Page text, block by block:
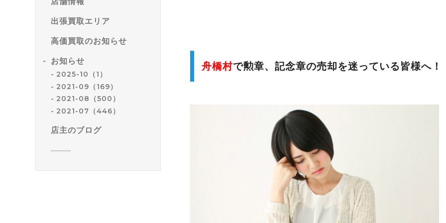
出張買取エリア
高価買取のお知らせ
お知らせ
2025-10（1）
2021-09（169）
2021-08（500）
2021-07（446）
店主のブログ
舟橋村で勲章、記念章の売却を迷っている皆様へ！